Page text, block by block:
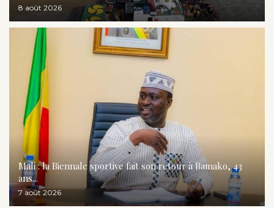
8 août 2026
Mali : la Biennale sportive fait son retour à Bamako, 43
ans...
7 août 2026